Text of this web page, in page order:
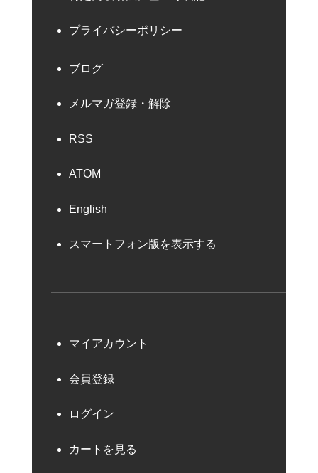
プライバシーポリシー
ブログ
メルマガ登録・解除
RSS
ATOM
English
スマートフォン版を表示する
マイアカウント
会員登録
ログイン
カートを見る